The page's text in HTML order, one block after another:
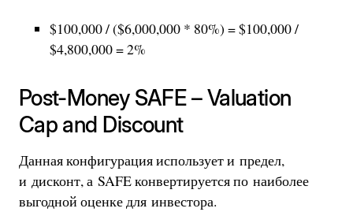
$100,000 / ($6,000,000 * 80%) = $100,000 /
$4,800,000 = 2%
Post-Money SAFE – Valuation
Cap and Discount
Данная конфигурация использует и предел,
и дисконт, а SAFE конвертируется по наиболее
выгодной оценке для инвестора.